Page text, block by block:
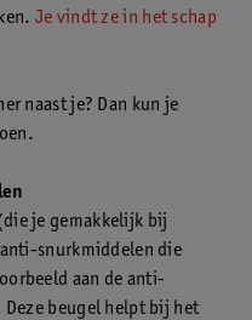
Je vindt ze in het schap
naast je? Dan kun je
je gemakkelijk bij
snurkmiddelen die
aan de anti-
beugel helpt bij het